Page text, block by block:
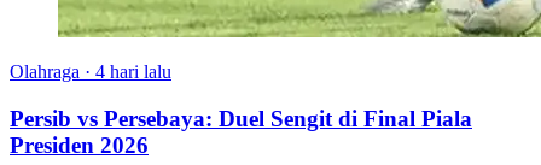
Olahraga · 4 hari lalu
Persib vs Persebaya: Duel Sengit di Final Piala
Presiden 2026